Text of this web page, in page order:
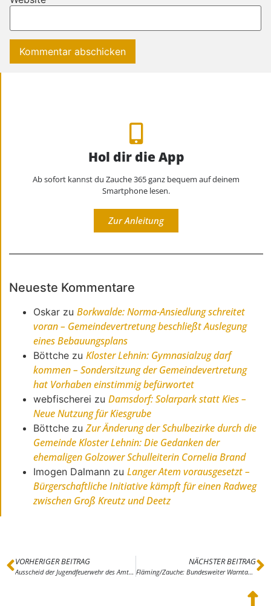
Hol dir die App
Ab sofort kannst du Zauche 365 ganz bequem auf deinem
Smartphone lesen.
Zur Anleitung
Neueste Kommentare
Oskar zuBorkwalde: Norma-Ansiedlung schreitet
voran – Gemeindevertretung beschließt Auslegung
eines Bebauungsplans
Böttche zuKloster Lehnin: Gymnasialzug darf
kommen – Sondersitzung der Gemeindevertretung
hat Vorhaben einstimmig befürwortet
webfischerei zuDamsdorf: Solarpark statt Kies –
Neue Nutzung für Kiesgrube
Böttche zuZur Änderung der Schulbezirke durch die
Gemeinde Kloster Lehnin: Die Gedanken der
ehemaligen Golzower Schulleiterin Cornelia Brand
Imogen Dalmann zuLanger Atem vorausgesetzt –
Bürgerschaftliche Initiative kämpft für einen Radweg
zwischen Groß Kreutz und Deetz
VORHERIGER BEITRAG
Ausscheid der Jugendfeuerwehr des Amtes Brück in Borkwalde
NÄCHSTER BEITRAG
Fläming/Zauche: Bundesweiter Warntag am 12. September – Probealarm soll auch im Fläming und der Zauche Warnmittel wie Apps, Cell Broadcast, Informationstafeln oder Sirenen testen